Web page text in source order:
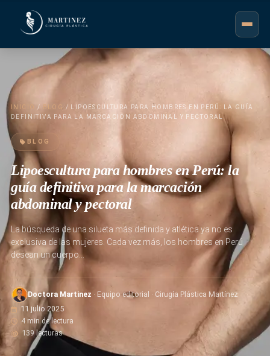
INICIO / BLOG
/ LIPOESCULTURA PARA HOMBRES EN PERÚ: LA GUÍA
DEFINITIVA PARA LA MARCACIÓN ABDOMINAL Y PECTORAL
BLOG
Lipoescultura para hombres en Perú: la
guía definitiva para la marcación
abdominal y pectoral
La búsqueda de una silueta más definida y atlética ya no es
exclusiva de las mujeres. Cada vez más, los hombres en Perú
desean un cuerpo…
Doctora Martinez · Equipo editorial · Cirugía Plástica Martínez
11 julio 2025
4 min de lectura
139 lecturas